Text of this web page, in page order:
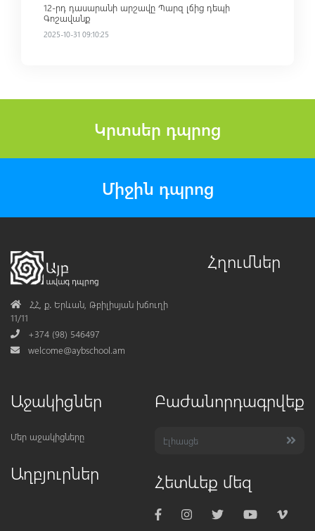
12-րդ դասարանի արշավը Պարզ լճից դեպի
Գոշավանք
2025-10-31 09:10:25
Կրտսեր դպրոց
Միջին դպրոց
AddressՀՀ, ք․ Երևան, Թբիլիսյան խճուղի
11/11
Phone+374 (98) 546497
Mail
welcome@aybschool.am
Հղումներ
Աջակիցներ
Մեր աջակիցները
Աղբյուրներ
Բաժանորդագրվեք
Հետևեք մեզ